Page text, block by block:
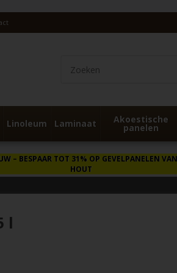
Linoleum Laminaat Akoestische
panelen
– BESPAAR TOT 31% OP GEVELPANELEN VAN
HOUT
l